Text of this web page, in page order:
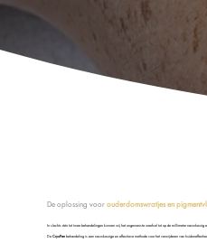
De oplossing voor ouderdomswratjes en
In slechts één tot twee behandelingen kunnen wij het ongewenste weefsel tot op de millimeter nauwkeurig
De CryoPenbehandeling is een nauwkeurige en effectieve methode voor het verwijderen van